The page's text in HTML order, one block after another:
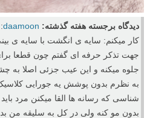
دیدگاه برجسته هفته گذشته: daamoon
کار میکنم: سایه ی انگشت با سایه ی
جهت تذکر حرفه ای گفتم چون قطعا
جلوه میکنه و این عیب جزئی اصلا به
به نظرم بدون پوشش یه جورایی کلاسیک
شناسی که رسانه ها القا میکنن مرد
بدون مو کنه ولی در کل به سلیقه من